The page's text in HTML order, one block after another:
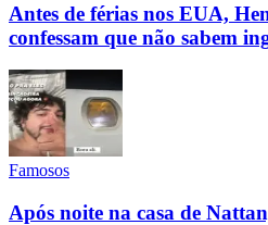
Antes de férias nos EUA,
confessam que não sabem
Famosos
Após noite na casa de